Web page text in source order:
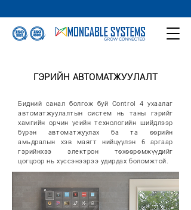
Бидний санал болгож буй Control 4 ухаалаг
автоматжуулалтын систем нь таны гэрийг
хамгийн орчин үеийн технологийн шийдлээр
бүрэн автоматжуулах ба та өөрийн
амьдралын хэв маягт нийцүүлэн 6 аргаар
гэрийнхээ электрон төхөөрөмжүүдийг
цогцоор нь хүссэнээрээ удирдах боломжтой.
ГЭРИЙН АВТОМАТЖУУЛАЛТ